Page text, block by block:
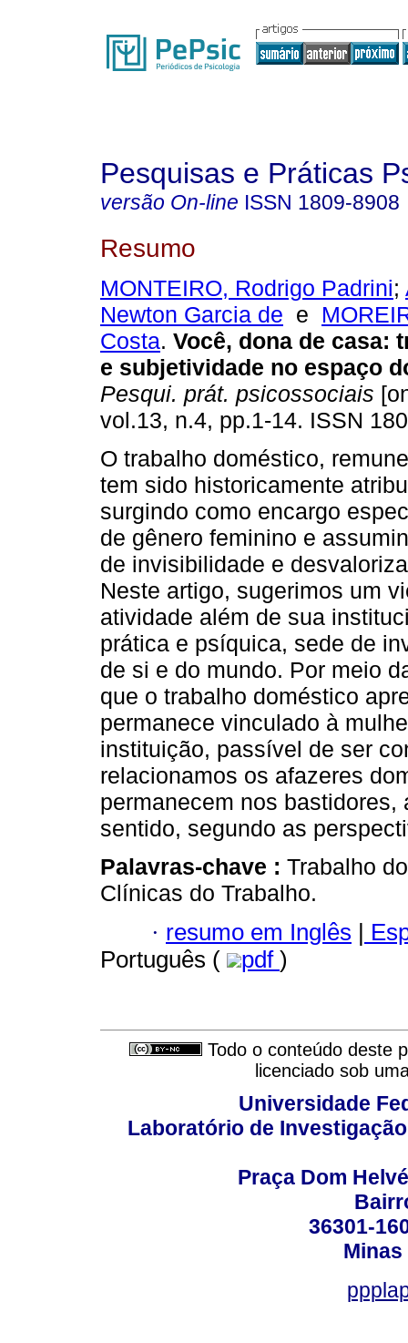
Pesquisas e Práticas
versão On-line ISSN 1809-8908
Resumo
MONTEIRO, Rodrigo Padrini;
Newton Garcia de e
Costa. Você, dona de casa:
e subjetividade no espaço
Pesqui. prát. psicossociais
vol.13, n.4, pp.1-14. ISSN
O trabalho doméstico,
tem sido historicamente
surgindo como encargo
de gênero feminino e
de invisibilidade e
Neste artigo, sugerimos um
atividade além de sua
prática e psíquica, sede de
de si e do mundo. Por meio
que o trabalho doméstico
permanece vinculado à
instituição, passível de ser
relacionamos os afazeres
permanecem nos
sentido, segundo as
Palavras-chave : Trabalho
Clínicas do Trabalho.
· resumo em Inglês |
Português (
pdf )
Todo o conteúdo deste
licenciado sob
Universidade
Laboratório de
Praça Dom
36301-